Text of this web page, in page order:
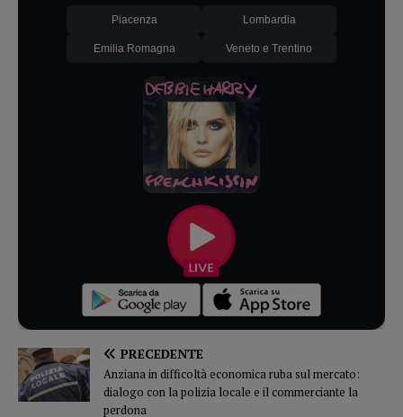
Piacenza Lombardia
Emilia Romagna Veneto e Trentino
PRECEDENTE
Anziana in difficoltà economica ruba sul mercato:
dialogo con la polizia locale e il commerciante la
perdona